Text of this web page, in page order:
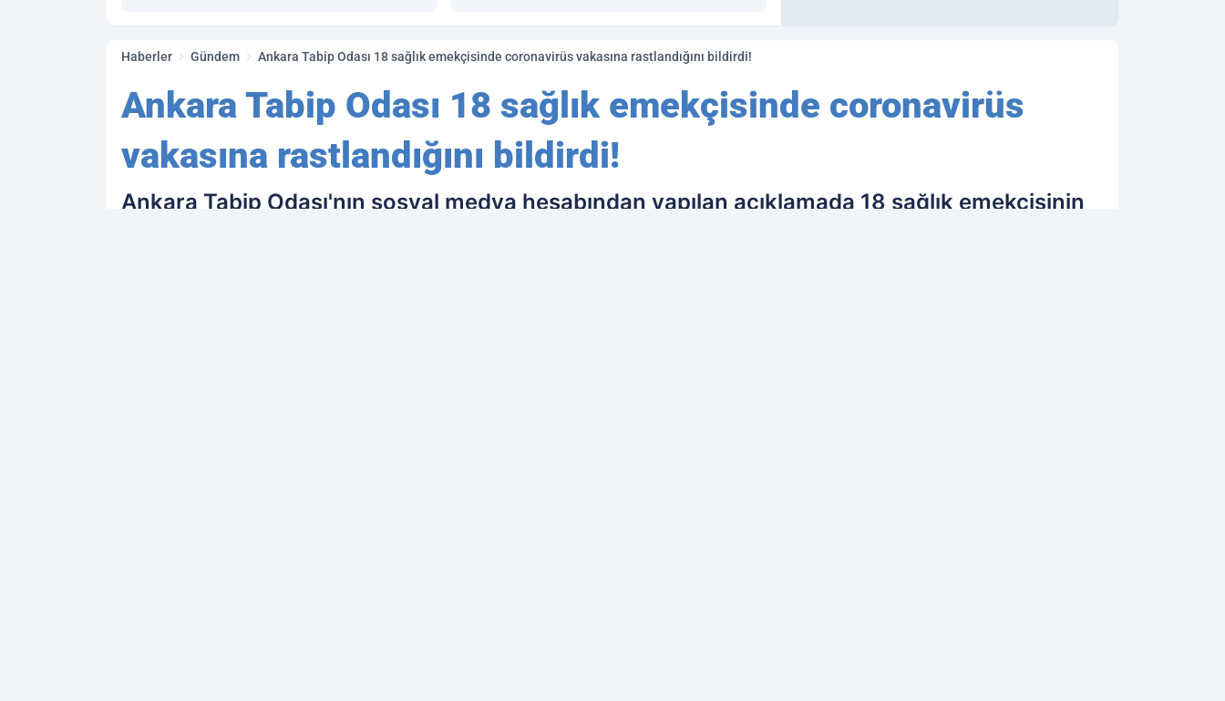
Haberler Gündem Ankara Tabip Odası 18 sağlık emekçisinde coronavirüs vakasına rastlandığını bildirdi!
Ankara Tabip Odası 18 sağlık emekçisinde coronavirüs
vakasına rastlandığını bildirdi!
Ankara Tabip Odası'nın sosyal medya hesabından yapılan açıklamada 18 sağlık emekçisinin